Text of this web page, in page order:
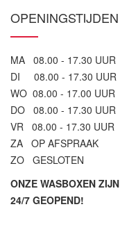
OPENINGSTIJDEN
MA 08.00 - 17.30 UUR
DI 08.00 - 17.30 UUR
WO 08.00 - 17.00 UUR
DO 08.00 - 17.30 UUR
VR 08.00 - 17.30 UUR
ZA OP AFSPRAAK
ZO GESLOTEN
ONZE WASBOXEN ZIJN
24/7 GEOPEND!